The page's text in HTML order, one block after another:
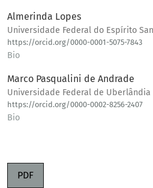
Almerinda Lopes
Universidade Federal do Espírito
https://orcid.org/0000-0001-5075-7843
Bio
Marco Pasqualini de Andrade
Universidade Federal de Uberlândia
https://orcid.org/0000-0002-8256-2407
Bio
PDF